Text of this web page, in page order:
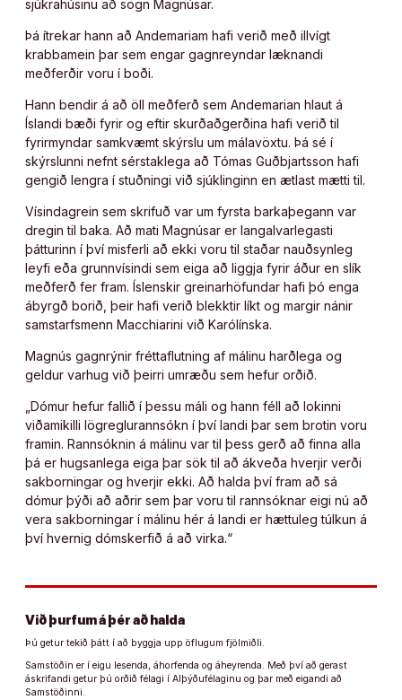
sjúkrahúsinu að sögn Magnúsar.
Þá ítrekar hann að Andemariam hafi verið með illvígt
krabbamein þar sem engar gagnreyndar læknandi
meðferðir voru í boði.
Hann bendir á að öll meðferð sem Andemarian hlaut á
Íslandi bæði fyrir og eftir skurðaðgerðina hafi verið til
fyrirmyndar samkvæmt skýrslu um málavöxtu. Þá sé í
skýrslunni nefnt sérstaklega að Tómas Guðbjartsson hafi
gengið lengra í stuðningi við sjúklinginn en ætlast mætti til.
Vísindagrein sem skrifuð var um fyrsta barkaþegann var
dregin til baka. Að mati Magnúsar er langalvarlegasti
þátturinn í því misferli að ekki voru til staðar nauðsynleg
leyfi eða grunnvísindi sem eiga að liggja fyrir áður en slík
meðferð fer fram. Íslenskir greinarhöfundar hafi þó enga
ábyrgð borið, þeir hafi verið blekktir líkt og margir nánir
samstarfsmenn Macchiarini við Karólínska.
Magnús gagnrýnir fréttaflutning af málinu harðlega og
geldur varhug við þeirri umræðu sem hefur orðið.
„Dómur hefur fallið í þessu máli og hann féll að lokinni
viðamikilli lögreglurannsókn í því landi þar sem brotin voru
framin. Rannsóknin á málinu var til þess gerð að finna alla
þá er hugsanlega eiga þar sök til að ákveða hverjir verði
sakborningar og hverjir ekki. Að halda því fram að sá
dómur þýði að aðrir sem þar voru til rannsóknar eigi nú að
vera sakborningar í málinu hér á landi er hættuleg túlkun á
því hvernig dómskerfið á að virka.“
Við þurfum á þér að halda
Þú getur tekið þátt í að byggja upp öflugum fjölmiðli.
Samstöðin er í eigu lesenda, áhorfenda og áheyrenda. Með því að gerast
áskrifandi getur þú orðið félagi í Alþýðufélaginu og þar með eigandi að
Samstöðinni.